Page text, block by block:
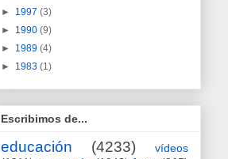
► 1997 (3)
► 1990 (9)
► 1989 (4)
► 1983 (1)
Escribimos de...
educación (4233)
vídeos